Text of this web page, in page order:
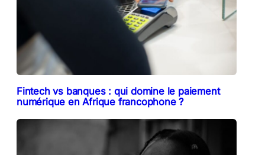
Fintech vs banques : qui domine le paiement
numérique en Afrique francophone ?